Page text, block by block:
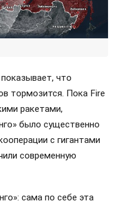
что
тормозится. Пока Fire
ракетами,
было существенно
с гигантами
современную
сама по себе эта